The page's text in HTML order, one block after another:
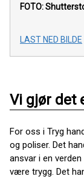
FOTO:
LAST NED BILDE
Vi gjør det
For oss i Tryg
og poliser. Det
ansvar i en
være trygg. Det